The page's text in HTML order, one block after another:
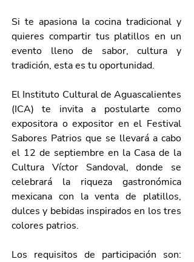
Si te apasiona la cocina tradicional y
quieres compartir tus platillos en un
evento lleno de sabor, cultura y
tradición, esta es tu oportunidad.
El Instituto Cultural de Aguascalientes
(ICA) te invita a postularte como
expositora o expositor en el Festival
Sabores Patrios que se llevará a cabo
el 12 de septiembre en la Casa de la
Cultura Víctor Sandoval, donde se
celebrará la riqueza gastronómica
mexicana con la venta de platillos,
dulces y bebidas inspirados en los tres
colores patrios.
Los requisitos de participación son: